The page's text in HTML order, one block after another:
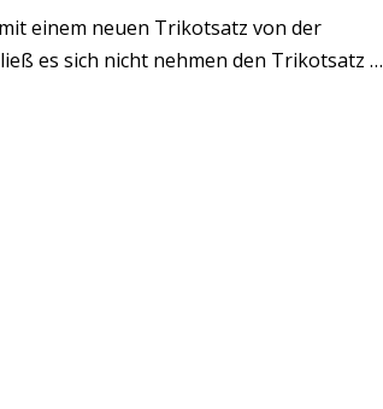
einem neuen Trikotsatz von der
es sich nicht nehmen den Trikotsatz …